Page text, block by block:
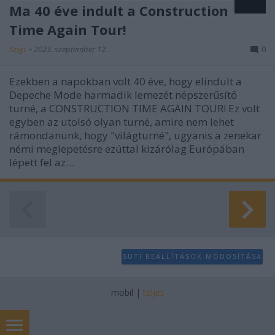
Ma 40 éve indult a Construction
Time Again Tour!
Szigi. • 2023. szeptember 12. 0
Ezekben a napokban volt 40 éve, hogy elindult a
Depeche Mode harmadik lemezét népszerűsítő
turné, a CONSTRUCTION TIME AGAIN TOUR! Ez volt
egyben az utolsó olyan turné, amire nem lehet
rámondanunk, hogy "világturné", ugyanis a zenekar
némi meglepetésre ezúttal kizárólag Európában
lépett fel az…
SÜTI BEÁLLÍTÁSOK MÓDOSÍTÁSA
mobil | teljes